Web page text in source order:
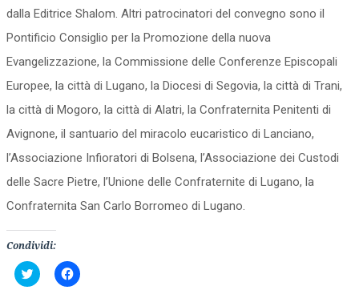
dalla Editrice Shalom. Altri patrocinatori del convegno sono il
Pontificio Consiglio per la Promozione della nuova
Evangelizzazione, la Commissione delle Conferenze Episcopali
Europee, la città di Lugano, la Diocesi di Segovia, la città di Trani,
la città di Mogoro, la città di Alatri, la Confraternita Penitenti di
Avignone, il santuario del miracolo eucaristico di Lanciano,
l’Associazione Infioratori di Bolsena, l’Associazione dei Custodi
delle Sacre Pietre, l’Unione delle Confraternite di Lugano, la
Confraternita San Carlo Borromeo di Lugano.
Condividi:
Fai
clic
Fai
clic